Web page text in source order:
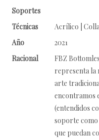
Soportes
Técnicas
Acrílico |
Año
2021
Racional
FBZ
representa la
arte
encontramos
(entendidos
soporte
que puedan